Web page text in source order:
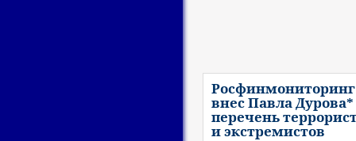
Росфинмониторинг
внес Павла
перечень
и экстремистов